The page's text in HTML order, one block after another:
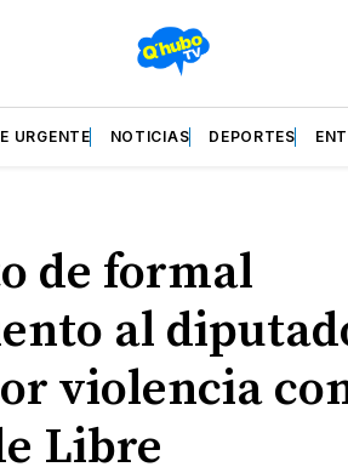
URGENTE NOTICIAS DEPORTES
de formal
al
violencia
Libre